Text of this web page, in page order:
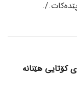
.
کۆتایی هێنانە